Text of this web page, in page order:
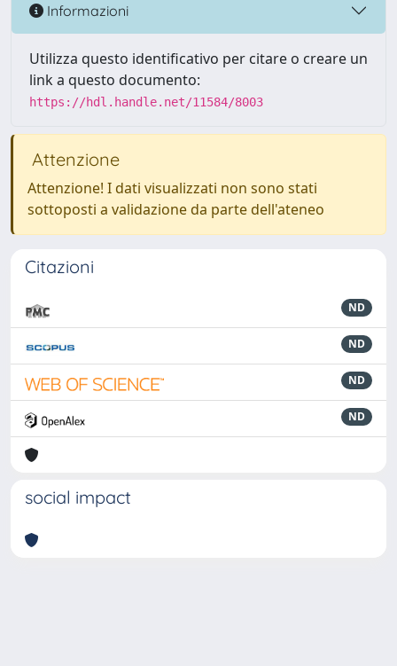
Informazioni
Utilizza questo identificativo per citare o creare un
link a questo documento:
https://hdl.handle.net/11584/8003
Attenzione
Attenzione! I dati visualizzati non sono stati
sottoposti a validazione da parte dell'ateneo
Citazioni
ND
ND
ND
ND
social impact